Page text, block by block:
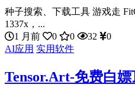
种子搜索、下载工具 游戏走
1337x，...
1 月前
0 0 32
0
AI应用 实用软件
Tensor.Art-免费白